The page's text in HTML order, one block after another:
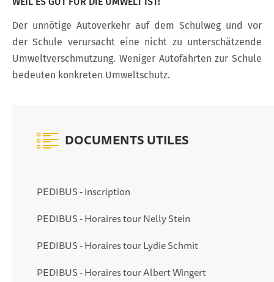
Der unnötige Autoverkehr auf dem Schulweg und vor
der Schule verursacht eine nicht zu unterschätzende
Umweltverschmutzung. Weniger Autofahrten zur Schule
bedeuten konkreten Umweltschutz.
DOCUMENTS UTILES
PEDIBUS - inscription
PEDIBUS - Horaires tour Nelly Stein
PEDIBUS - Horaires tour Lydie Schmit
PEDIBUS - Horaires tour Albert Wingert